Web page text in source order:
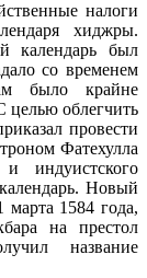
налоги
хиджры.
календарь был
со временем
было крайне
целью облегчить
провести
Фатехулла
индуистского
Новый
марта 1584 года,
на престол
название